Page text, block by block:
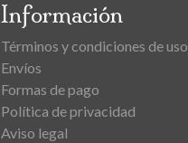
Información
Términos y condiciones de uso
Envíos
Formas de pago
Política de privacidad
Aviso legal